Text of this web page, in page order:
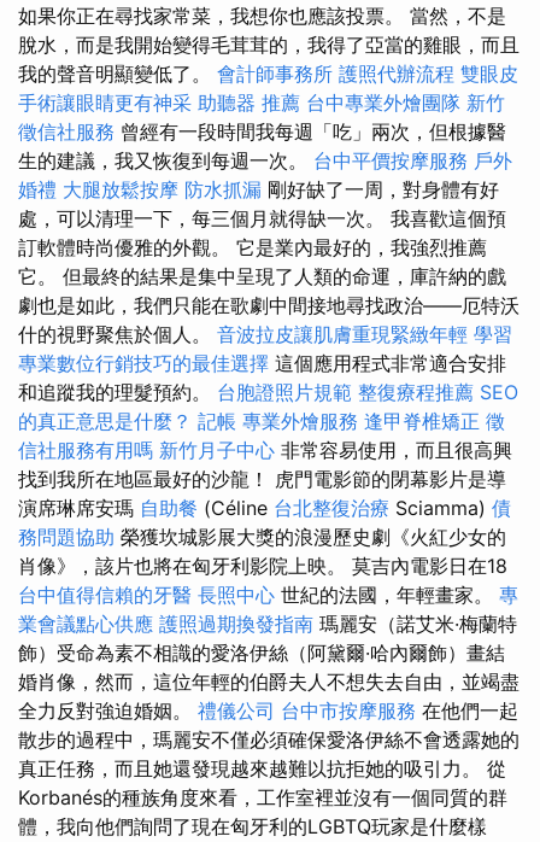
如果你正在尋找家常菜，我想你也應該投票。 當然，不是
脫水，而是我開始變得毛茸茸的，我得了亞當的雞眼，而且
我的聲音明顯變低了。 會計師事務所 護照代辦流程 雙眼皮
手術讓眼睛更有神采 助聽器 推薦 台中專業外燴團隊 新竹
徵信社服務 曾經有一段時間我每週「吃」兩次，但根據醫
生的建議，我又恢復到每週一次。 台中平價按摩服務 戶外
婚禮 大腿放鬆按摩 防水抓漏 剛好缺了一周，對身體有好
處，可以清理一下，每三個月就得缺一次。 我喜歡這個預
訂軟體時尚優雅的外觀。 它是業內最好的，我強烈推薦
它。 但最終的結果是集中呈現了人類的命運，庫許納的戲
劇也是如此，我們只能在歌劇中間接地尋找政治——厄特沃
什的視野聚焦於個人。 音波拉皮讓肌膚重現緊緻年輕 學習
專業數位行銷技巧的最佳選擇 這個應用程式非常適合安排
和追蹤我的理髮預約。 台胞證照片規範 整復療程推薦 SEO
的真正意思是什麼？ 記帳 專業外燴服務 逢甲脊椎矯正 徵
信社服務有用嗎 新竹月子中心 非常容易使用，而且很高興
找到我所在地區最好的沙龍！ 虎門電影節的閉幕影片是導
演席琳席安瑪 自助餐 (Céline 台北整復治療 Sciamma) 債
務問題協助 榮獲坎城影展大獎的浪漫歷史劇《火紅少女的
肖像》，該片也將在匈牙利影院上映。 莫吉內電影日在18
台中值得信賴的牙醫 長照中心 世紀的法國，年輕畫家。 專
業會議點心供應 護照過期換發指南 瑪麗安（諾艾米·梅蘭特
飾）受命為素不相識的愛洛伊絲（阿黛爾·哈內爾飾）畫結
婚肖像，然而，這位年輕的伯爵夫人不想失去自由，並竭盡
全力反對強迫婚姻。 禮儀公司 台中市按摩服務 在他們一起
散步的過程中，瑪麗安不僅必須確保愛洛伊絲不會透露她的
真正任務，而且她還發現越來越難以抗拒她的吸引力。 從
Korbanés的種族角度來看，工作室裡並沒有一個同質的群
體，我向他們詢問了現在匈牙利的LGBTQ玩家是什麼樣